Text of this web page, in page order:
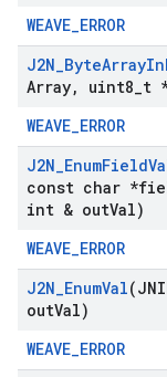
WEAVE_ERROR
J2N_ByteArrayIn
Array, uint8 t
WEAVE_ERROR
J2N_EnumField
const char
int & outVal)
WEAVE_ERROR
J2N_EnumVal
outVal)
WEAVE_ERROR